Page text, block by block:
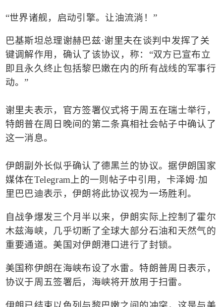
“世界诸舰，启动引擎。让油流淌！ ”
巴基斯坦总理谢赫巴兹·谢里夫在谈判中发挥了关
键调解作用， 确认了该协议，称： “双方已宣布立
即且永久终止包括黎巴嫩在内的所有战线的军事行
动。”
谢里夫表示，官方签署仪式将于周五在瑞士举行，
特朗普在周日晚间的第二条真相社会帖子中确认了
这一消息。
伊朗副外长似乎确认了德黑兰的协议。据伊朗国家
媒体在Telegram上的一则帖子中引用，卡泽姆·加
里巴巴迪表示，伊朗将此协议视为一场胜利。
自战争爆发三个月半以来，伊朗实际上控制了霍尔
木兹海峡，几乎切断了全球大部分石油和天然气的
重要通道。美国对伊朗港口进行了封锁。
美国称伊朗在海峡布设了水雷。特朗普周日表示，
协议于周五签署后，海峡将开放用于扫雷。